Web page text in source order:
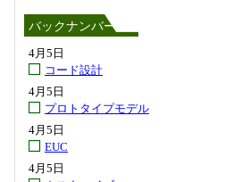
バックナンバー
4月5日
コード設計
4月5日
プロトタイプモデル
4月5日
EUC
4月5日